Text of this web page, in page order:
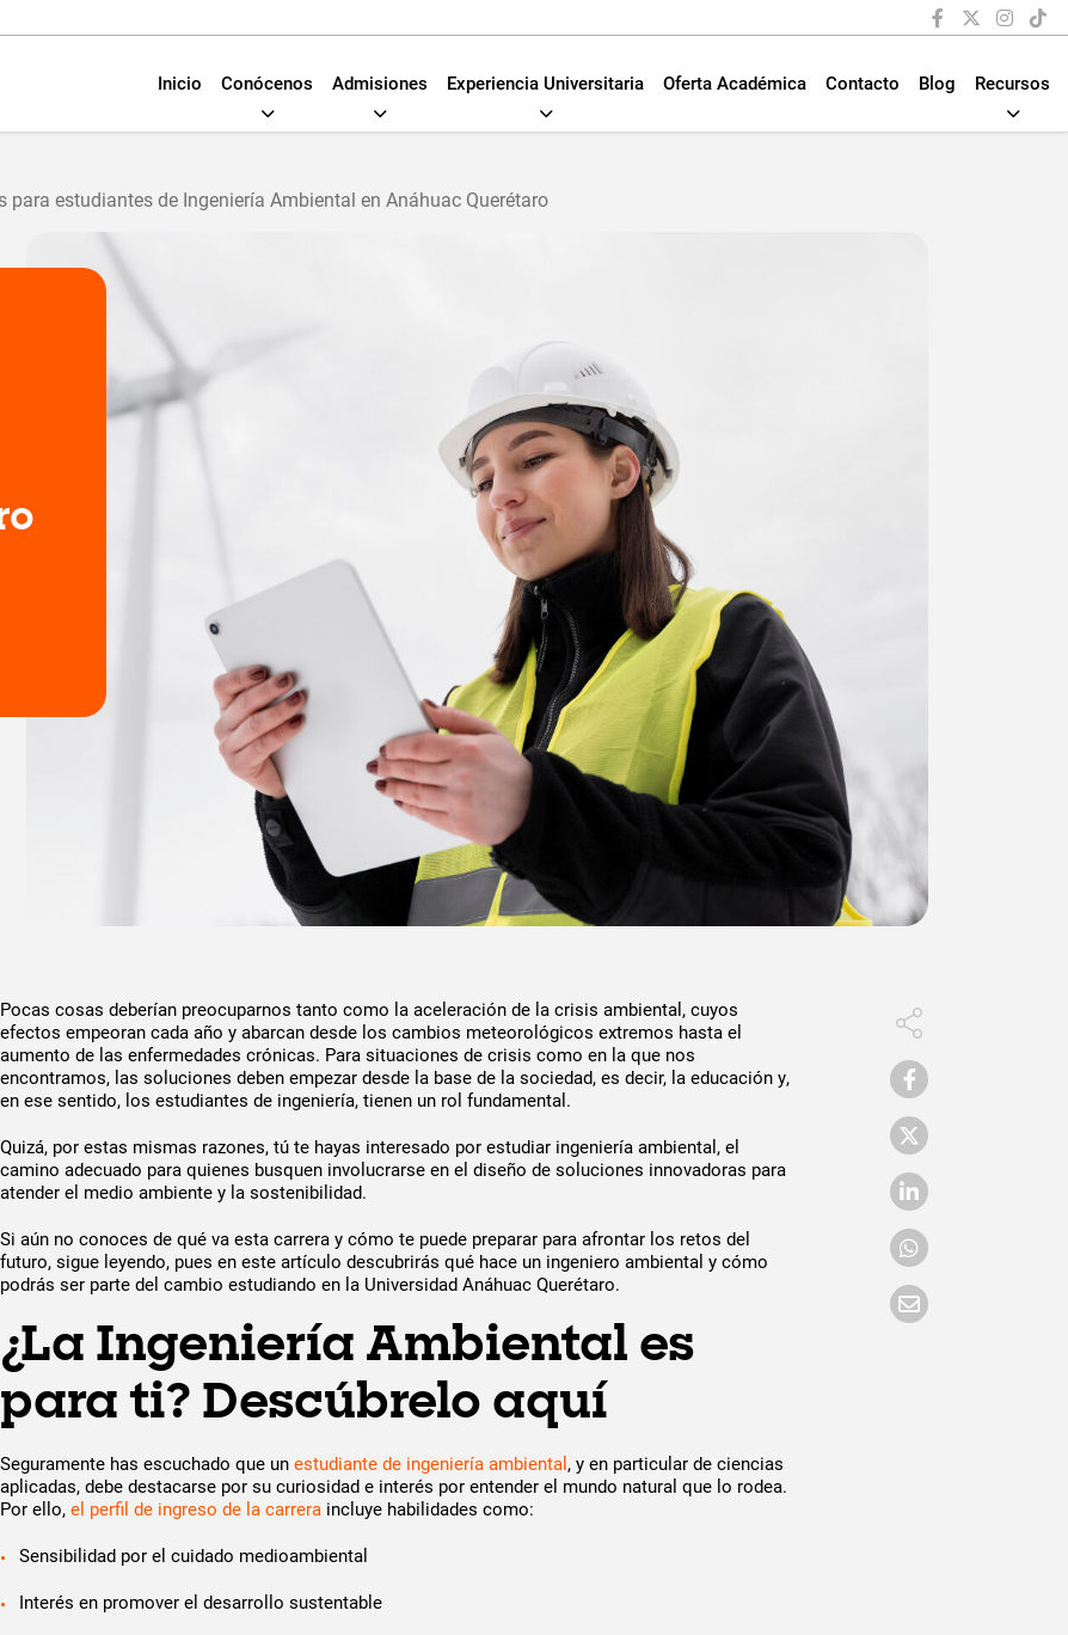
Inicio Conócenos Admisiones Experiencia Universitaria Oferta Académica Contacto Blog Recursos
para estudiantes de Ingeniería Ambiental en Anáhuac Querétaro
Pocas cosas deberían preocuparnos tanto como la aceleración de la crisis ambiental, cuyos
efectos empeoran cada año y abarcan desde los cambios meteorológicos extremos hasta el
aumento de las enfermedades crónicas. Para situaciones de crisis como en la que nos
encontramos, las soluciones deben empezar desde la base de la sociedad, es decir, la educación y,
en ese sentido, los estudiantes de ingeniería, tienen un rol fundamental.
Quizá, por estas mismas razones, tú te hayas interesado por estudiar ingeniería ambiental, el
camino adecuado para quienes busquen involucrarse en el diseño de soluciones innovadoras para
atender el medio ambiente y la sostenibilidad.
Si aún no conoces de qué va esta carrera y cómo te puede preparar para afrontar los retos del
futuro, sigue leyendo, pues en este artículo descubrirás qué hace un ingeniero ambiental y cómo
podrás ser parte del cambio estudiando en la Universidad Anáhuac Querétaro.
¿La Ingeniería Ambiental es
para ti? Descúbrelo aquí
Seguramente has escuchado que un estudiante de ingeniería ambiental, y en particular de ciencias
aplicadas, debe destacarse por su curiosidad e interés por entender el mundo natural que lo rodea.
Por ello, el perfil de ingreso de la carrera incluye habilidades como:
Sensibilidad por el cuidado medioambiental
Interés en promover el desarrollo sustentable